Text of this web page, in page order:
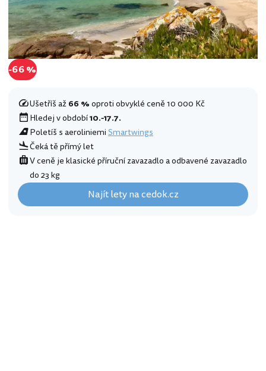
-66 %
Ušetříš až66 %oproti obvyklé ceně 10 000 Kč
Hledej v období10.-17.7.
Poletíš s aeroliniemiSmartwings
Čeká tě přímý let
V ceně je klasické příruční zavazadlo a odbavené zavazadlo
do 23 kg
Najít lety na cedok.cz